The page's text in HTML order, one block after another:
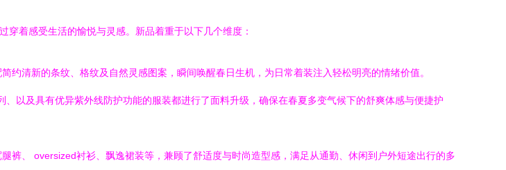
穿着感受生活的愉悦与灵感。新品着重于以下几个维度：
约清新的条纹、格纹及自然灵感图案，瞬间唤醒春日生机，为日常着装注入轻松明亮的情绪价值。
以及具有优异紫外线防护功能的服装都进行了面料升级，确保在春夏多变气候下的舒爽体感与便捷护
裤、 oversized衬衫、飘逸裙装等，兼顾了舒适度与时尚造型感，满足从通勤、休闲到户外短途出行的多